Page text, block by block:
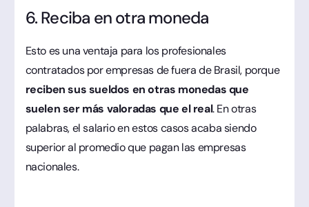
6. Reciba en otra moneda
Esto es una ventaja para los profesionales
contratados por empresas de fuera de Brasil, porque
reciben sus sueldos en otras monedas que
suelen ser más valoradas que el real. En otras
palabras, el salario en estos casos acaba siendo
superior al promedio que pagan las empresas
nacionales.